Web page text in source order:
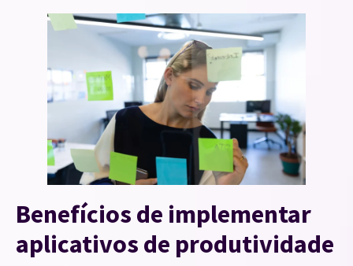
Benefícios de implementar
aplicativos de produtividade